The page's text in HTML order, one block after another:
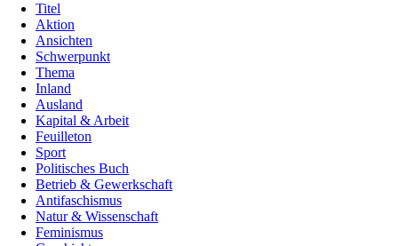
Titel
Aktion
Ansichten
Schwerpunkt
Thema
Inland
Ausland
Kapital & Arbeit
Feuilleton
Sport
Politisches Buch
Betrieb & Gewerkschaft
Antifaschismus
Natur & Wissenschaft
Feminismus